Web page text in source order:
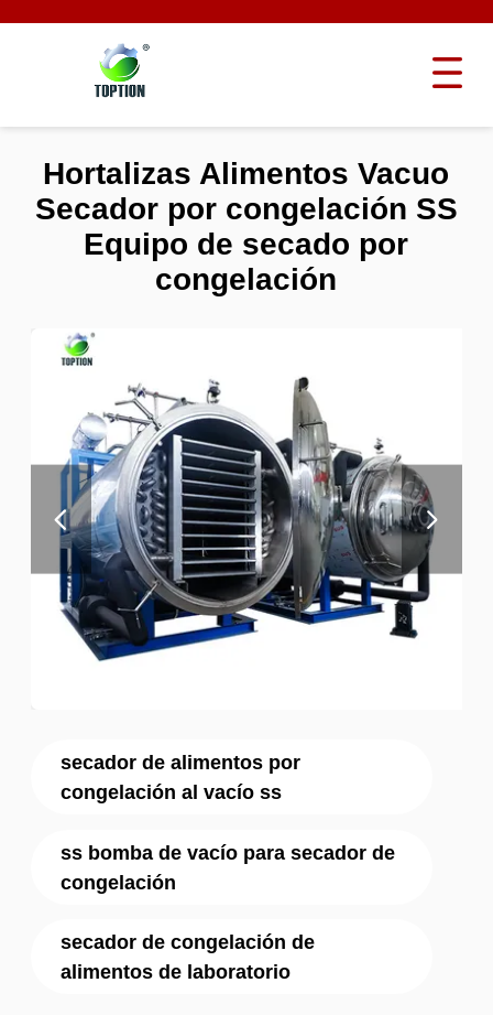
secador de alimentos por
congelación al vacío ss
ss bomba de vacío para secador de
congelación
secador de congelación de
alimentos de laboratorio
Hortalizas Alimentos Vacuo
Secador por congelación SS
Equipo de secado por
congelación